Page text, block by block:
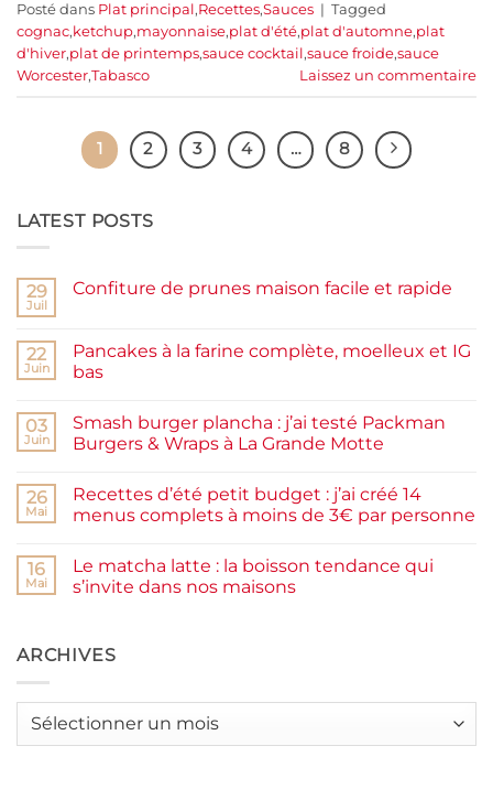
Posté dans Plat principal,Recettes,Sauces | Tagged
cognac,ketchup,mayonnaise,plat d'été,plat d'automne,plat
d'hiver,plat de printemps,sauce cocktail,sauce froide,sauce
Worcester,Tabasco Laissez un commentaire
1 2 3 4 … 8
LATEST POSTS
29
Juil
Confiture de prunes maison facile et rapide
Confiture
de
prunes
et
rapide
22
Juin
Pancakes à la farine complète, moelleux et IG
bas
sur
Pancakes
à
complète,
moelleux
et
03
Juin
Smash burger plancha : j’ai testé Packman
Burgers & Wraps à La Grande Motte
sur
Smash
burger
testé
Packman
Burgers &
Grande
Motte
26
Mai
Recettes d’été petit budget : j’ai créé 14
menus complets à moins de 3€ par personne
sur
Recettes
d’été
j’ai
créé
à
16
Mai
Le matcha latte : la boisson tendance qui
s’invite dans nos maisons
Le
matcha
boisson
ARCHIVES
Archives